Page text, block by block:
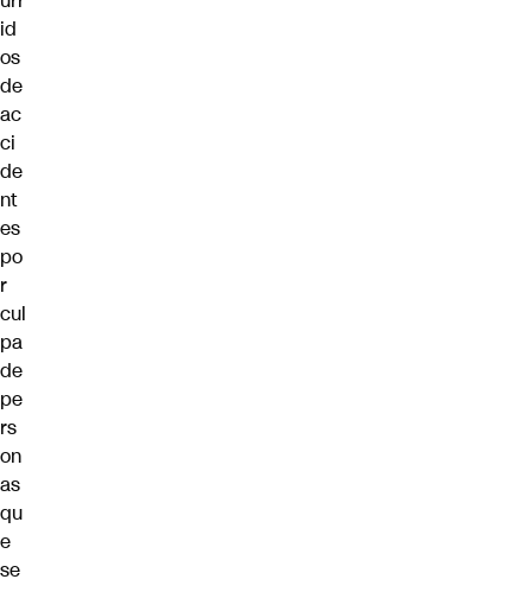
id
os
de
ac
ci
de
nt
es
po
r
cul
pa
de
pe
rs
on
as
qu
e
se